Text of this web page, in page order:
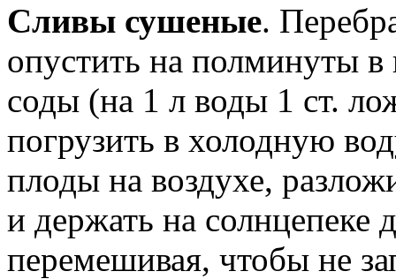
Сливы сушеные.
опустить на полминуты
соды (на 1 л воды 1 ст.
погрузить в холодную
плоды на воздухе,
и держать на солнцепеке
перемешивая, чтобы не